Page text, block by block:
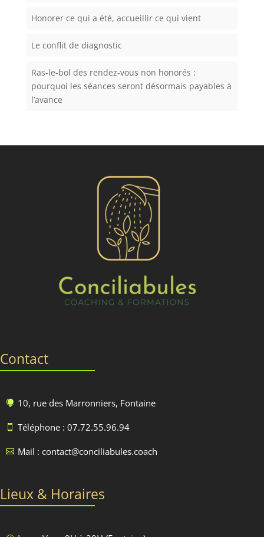
Honorer ce qui a été, accueillir ce qui vient
Le conflit de diagnostic
Ras-le-bol des rendez-vous non honorés :
pourquoi les séances seront désormais payables à
l’avance
Contact
 10, rue des Marronniers, Fontaine
 Téléphone : 07.72.55.96.94
 Mail : contact@conciliabules.coach
Lieux & Horaires